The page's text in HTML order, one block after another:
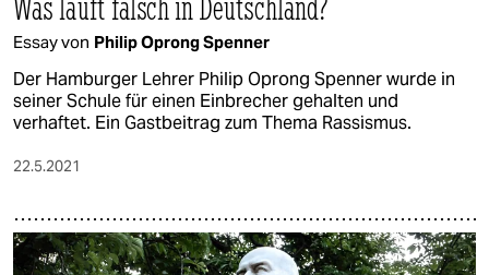
Was läuft falsch in Deutschland?
Essay von Philip Oprong Spenner
Der Hamburger Lehrer Philip Oprong Spenner wurde in
seiner Schule für einen Einbrecher gehalten und
verhaftet. Ein Gastbeitrag zum Thema Rassismus.
22.5.2021